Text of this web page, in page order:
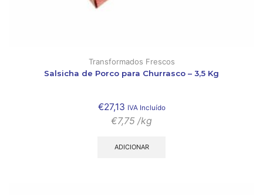
Transformados Frescos
Salsicha de Porco para Churrasco – 3,5 Kg
€27,13 IVA Incluído
€7,75 /kg
ADICIONAR